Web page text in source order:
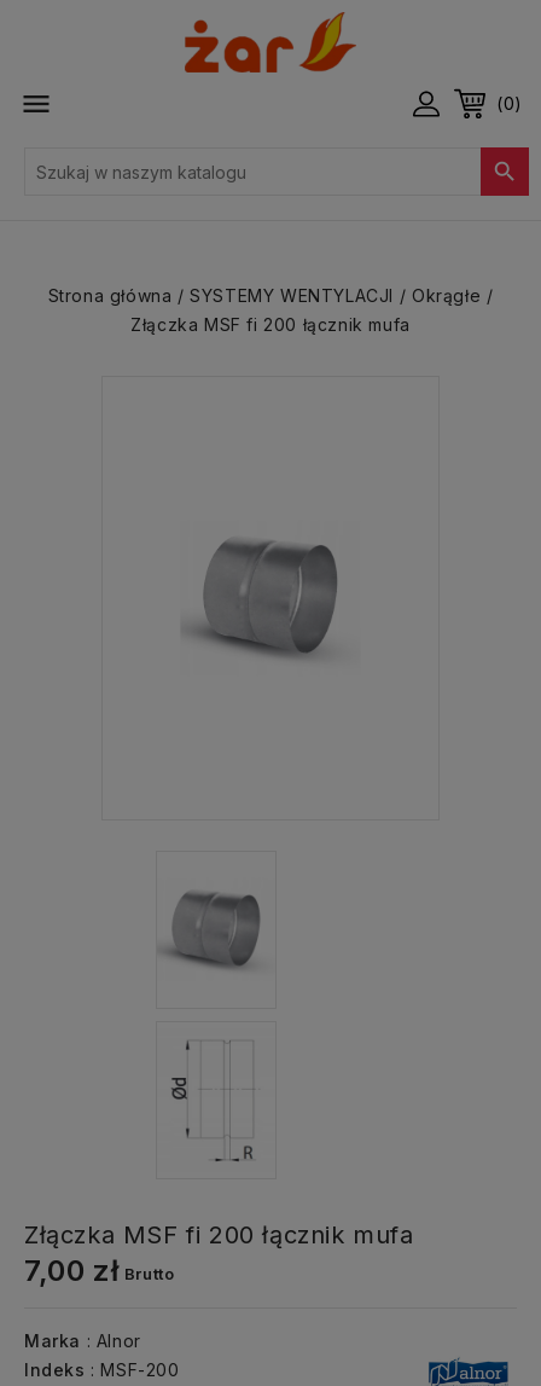
 (0)

Strona główna SYSTEMY WENTYLACJI
Okrągłe
Złączka MSF fi 200 łącznik mufa
Złączka MSF fi 200 łącznik mufa
7,00 zł Brutto
Marka : Alnor
Indeks : MSF-200